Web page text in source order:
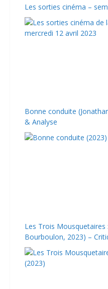
Les sorties cinéma –
Bonne conduite
& Analyse
Les Trois Mousquetaires
Bourboulon, 2023) –